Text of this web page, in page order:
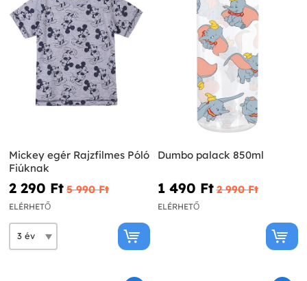
Mickey egér Rajzfilmes Póló
Fiúknak
2 290 Ft‎ 5 990 Ft‎
ELÉRHETŐ
Dumbo palack 850ml
1 490 Ft‎ 2 990 Ft‎
ELÉRHETŐ